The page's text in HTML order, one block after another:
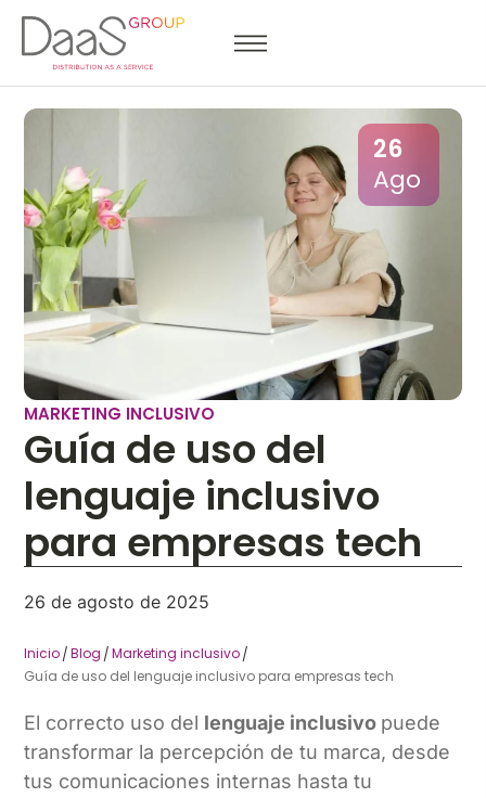
26
Ago
MARKETING INCLUSIVO
Guía de uso del
lenguaje inclusivo
para empresas tech
26 de agosto de 2025
Inicio/Blog /Marketing inclusivo/
Guía de uso del lenguaje inclusivo para empresas tech
El correcto uso del lenguaje inclusivo puede
transformar la percepción de tu marca, desde
tus comunicaciones internas hasta tu